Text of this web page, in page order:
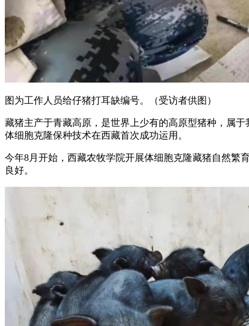
图为工作人员给仔猪打耳缺编号。（受访者供图）
藏猪主产于青藏高原，是世界上少有的高原型猪种，属
体细胞克隆保种技术在西藏首次成功运用。
今年8月开始，西藏农牧学院开展体细胞克隆藏猪自然繁
良好。